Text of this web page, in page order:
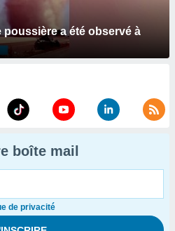
a été observé à
boîte mail
de privacité